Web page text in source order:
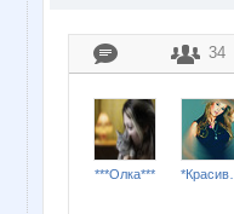
34
***Олка***